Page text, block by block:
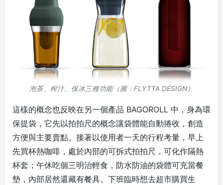
泡茶、榨汁、保冰三種功能（圖：FLYTTA DESIGN）
這樣的概念也反映在另一個產品 BAGOROLL 中，身為環
保提袋，它先以拍拍尺的概念讓袋體能自動捲收，創造
方便與主要賣點。接著以使用者一天的行程考量，早上
先買杯熱咖啡，處於內部的可拆式拍拍尺，可化作隔熱
杯套；午休吃個三明治輕食，防水防油的袋體可充當餐
墊，內部居然還藏有餐具。下班臨時想去超市購買生